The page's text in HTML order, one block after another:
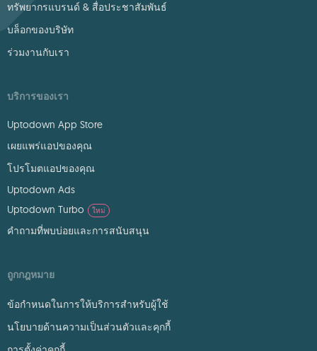
ทรัพยากรแบรนด์ & สื่อประชาสัมพันธ์
บล็อกของบริษัท
ร่วมงานกับเรา
บริการของเรา
Uptodown App Store
เผยแพร่แอปของคุณ
โปรโมตแอปของคุณ
Uptodown Ads
Uptodown Turbo
ใหม่
คำถามที่พบบ่อยและการสนับสนุน
ถูกกฎหมาย
ข้อกำหนดในการให้บริการสำหรับผู้ใช้
นโยบายด้านความเป็นส่วนตัวและคุกกี้